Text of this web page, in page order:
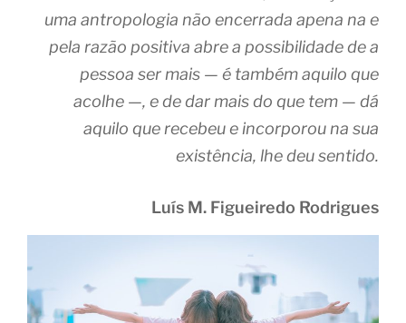
uma antropologia não encerrada apena na e
pela razão positiva abre a possibilidade de a
pessoa ser mais — é também aquilo que
acolhe —, e de dar mais do que tem — dá
aquilo que recebeu e incorporou na sua
existência, lhe deu sentido.
Luís M. Figueiredo Rodrigues